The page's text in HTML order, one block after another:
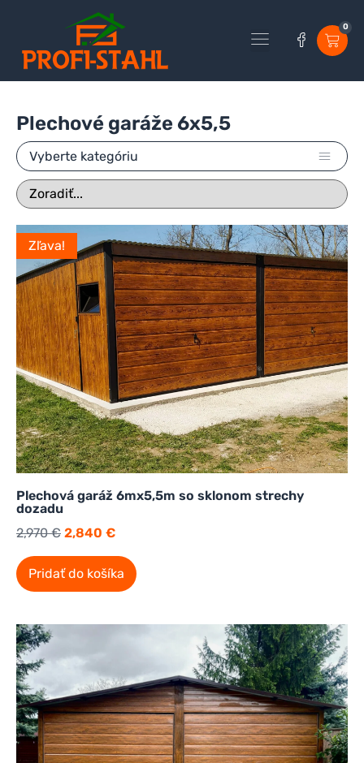
0
Plechové garáže 6x5,5
Vyberte kategóriu
Zľava!
Plechová garáž 6mx5,5m so sklonom strechy
dozadu
2,970€ 2,840 €
Pridať do košíka